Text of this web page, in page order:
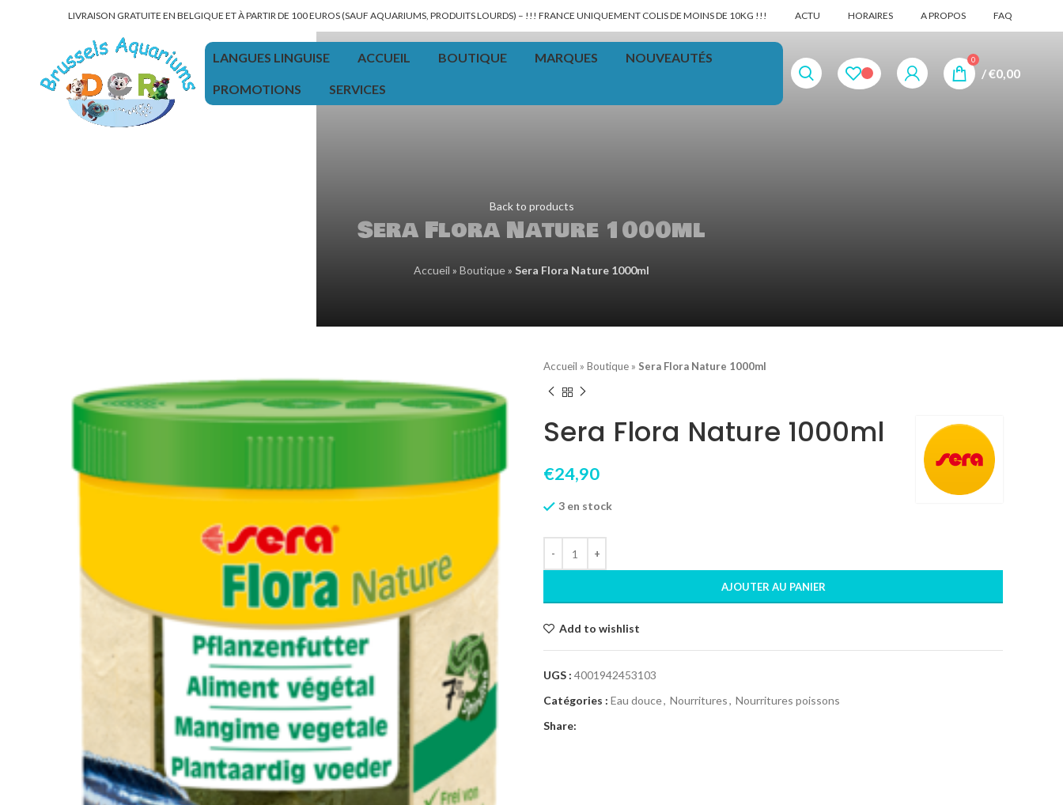
LIVRAISON GRATUITE EN BELGIQUE ET À PARTIR DE 100 EUROS (SAUF AQUARIUMS, PRODUITS LOURDS) – !!! FRANCE UNIQUEMENT COLIS DE MOINS DE 10KG !!! ACTU HORAIRES A PROPOS FAQ
LANGUES LINGUISE ACCUEIL BOUTIQUE MARQUES NOUVEAUTÉS
PROMOTIONS SERVICES
0
/€0,00
Back to products
Sera Flora Nature 1000ml
Accueil » Boutique» Sera Flora Nature 1000ml
Accueil » Boutique » Sera Flora Nature 1000ml
Sera Flora Nature 1000ml
€24,90
3 en stock
AJOUTER AU PANIER
Add to wishlist
UGS : 4001942453103
Catégories : Eau douce, Nourritures, Nourritures poissons
Share: